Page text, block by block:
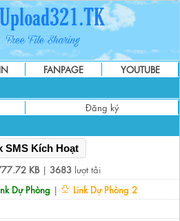
FANPAGE
YOUTUBE
Đăng ký
SMS Kích Hoạt
KB| 3683 lượt tải
Dự Phòng |
Link Dự Phòng 2